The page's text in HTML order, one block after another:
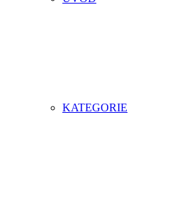
KATEGORIE